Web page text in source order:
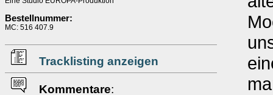
Bestellnummer:
MC: 516 407.9
Tracklisting anzeigen
Kommentare: